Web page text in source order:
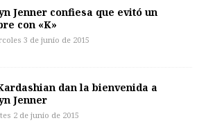
Jenner confiesa que evitó un
con «K»
3 de junio de 2015
dan la bienvenida a
Jenner
2 de junio de 2015